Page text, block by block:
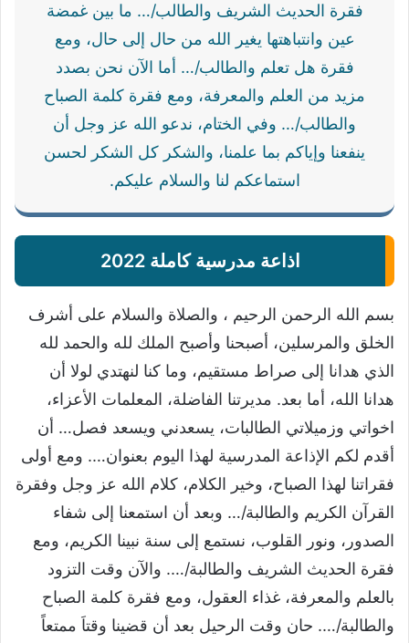
فقرة الحديث الشريف والطالب/… ما بين غمضة
عين وانتباهتها يغير الله من حال إلى حال، ومع
فقرة هل تعلم والطالب/… أما الآن نحن بصدد
مزيد من العلم والمعرفة، ومع فقرة كلمة الصباح
والطالب/… وفي الختام، ندعو الله عز وجل أن
ينفعنا وإياكم بما علمنا، والشكر كل الشكر لحسن
استماعكم لنا والسلام عليكم.
اذاعة مدرسية كاملة 2022
بسم الله الرحمن الرحيم ، والصلاة والسلام على أشرف
الخلق والمرسلين، أصبحنا وأصبح الملك لله والحمد لله
الذي هدانا إلى صراط مستقيم، وما كنا لنهتدي لولا أن
هدانا الله، أما بعد. مديرتنا الفاضلة، المعلمات الأعزاء،
اخواتي وزميلاتي الطالبات، يسعدني ويسعد فصل… أن
أقدم لكم الإذاعة المدرسية لهذا اليوم بعنوان…. ومع أولى
فقراتنا لهذا الصباح، وخير الكلام، كلام الله عز وجل وفقرة
القرآن الكريم والطالبة/… وبعد أن استمعنا إلى شفاء
الصدور، ونور القلوب، نستمع إلى سنة نبينا الكريم، ومع
فقرة الحديث الشريف والطالبة/…. والآن وقت التزود
بالعلم والمعرفة، غذاء العقول، ومع فقرة كلمة الصباح
والطالبة/…. حان وقت الرحيل بعد أن قضينا وقتاَ ممتعاً